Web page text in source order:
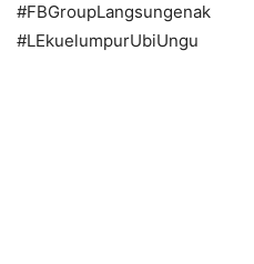
#FBGroupLangsungenak
#LEkuelumpurUbiUngu